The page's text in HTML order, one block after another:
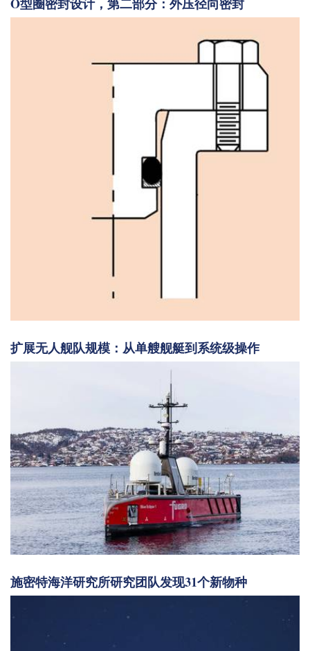
O型圈密封设计，第二部分：外压径向密封
扩展无人舰队规模：从单艘舰艇到系统级操作
施密特海洋研究所研究团队发现31个新物种